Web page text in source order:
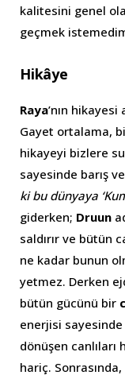
kalitesini genel
geçmek
Hikâye
Raya’nın hikayesi
Gayet ortalama,
hikayeyi bizlere
sayesinde barış
ki bu dünyaya
giderken; Druun
saldırır ve bütün
ne kadar bunun
yetmez. Derken
bütün gücünü bir
enerjisi sayesinde
dönüşen
hariç.